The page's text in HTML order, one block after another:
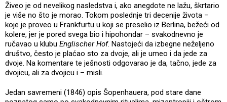
Živeo je od nevelikog nasledstva i, ako anegdote ne lažu, škrtario
je više no što je morao. Tokom poslednje tri decenije života –
koje je proveo u Frankfurtu u koji se preselio iz Berlina, bežeći od
kolere, jer je pored svega bio i hipohondar – svakodnevno je
ručavao u klubu Englischer Hof. Nastojeći da izbegne neželjeno
društvo, često je plaćao sto za dvoje, ali je umeo i da jede za
dvoje. Na komentare te ješnosti odgovarao je da, tačno, jede za
dvojicu, ali za dvojicu i – misli.
Jedan savremeni (1846) opis Šopenhauera, pod stare dane